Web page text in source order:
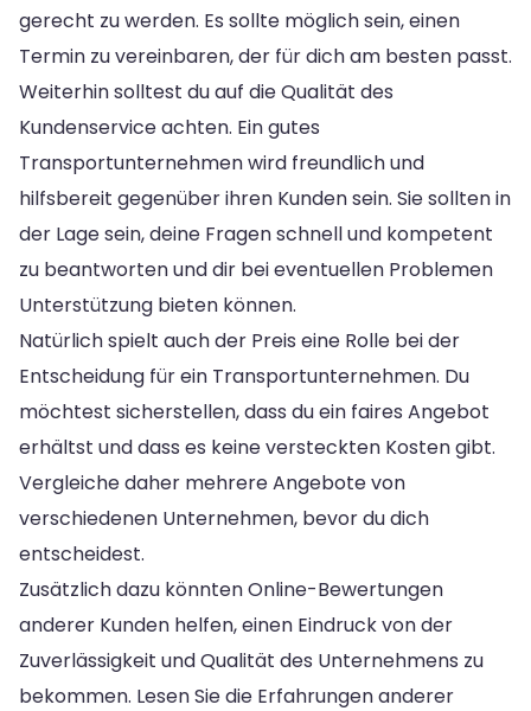
gerecht zu werden. Es sollte möglich sein, einen
Termin zu vereinbaren, der für dich am besten passt.
Weiterhin solltest du auf die Qualität des
Kundenservice achten. Ein gutes
Transportunternehmen wird freundlich und
hilfsbereit gegenüber ihren Kunden sein. Sie sollten in
der Lage sein, deine Fragen schnell und kompetent
zu beantworten und dir bei eventuellen Problemen
Unterstützung bieten können.
Natürlich spielt auch der Preis eine Rolle bei der
Entscheidung für ein Transportunternehmen. Du
möchtest sicherstellen, dass du ein faires Angebot
erhältst und dass es keine versteckten Kosten gibt.
Vergleiche daher mehrere Angebote von
verschiedenen Unternehmen, bevor du dich
entscheidest.
Zusätzlich dazu könnten Online-Bewertungen
anderer Kunden helfen, einen Eindruck von der
Zuverlässigkeit und Qualität des Unternehmens zu
bekommen. Lesen Sie die Erfahrungen anderer